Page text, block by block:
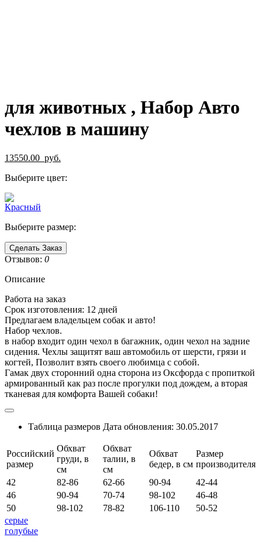
для животных , Набор Авто
чехлов в машину
13550.00 руб.
Выберите цвет:
Выберите размер:
Сделать Заказ
Отзывов: 0
Описание
Работа на заказ
Срок изготовления: 12 дней
Предлагаем владельцем собак и авто!
Набор чехлов.
в набор входит один чехол в багажник, один чехол на задние
сидения. Чехлы защитят ваш автомобиль от шерсти, грязи и
когтей, Позволит взять своего любимца с собой.
Гамак двух сторонний одна сторона из Оксфорда с пропиткой
армированный как раз после прогулки под дождем, а вторая
тканевая для комфорта Вашей собаки!
Таблица размеров Дата обновления: 30.05.2017
Российский
размер
Обхват
груди, в
см
Обхват
талии, в
см
Обхват
бедер, в см
Размер
производителя
42
82-86 62-66 90-94
42-44
46
90-94 70-74 98-102
46-48
50
98-102 78-82 106-110
50-52
серые
голубые